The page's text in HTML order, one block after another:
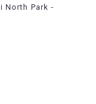
North Park -